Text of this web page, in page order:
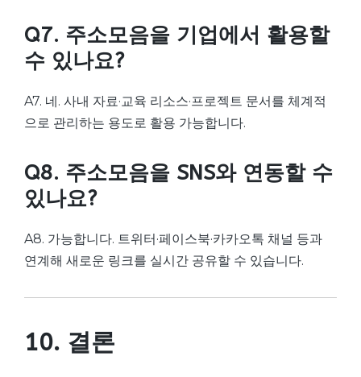
Q7. 주소모음을 기업에서 활용할
수 있나요?
A7. 네. 사내 자료·교육 리소스·프로젝트 문서를 체계적
으로 관리하는 용도로 활용 가능합니다.
Q8. 주소모음을 SNS와 연동할 수
있나요?
A8. 가능합니다. 트위터·페이스북·카카오톡 채널 등과
연계해 새로운 링크를 실시간 공유할 수 있습니다.
10. 결론